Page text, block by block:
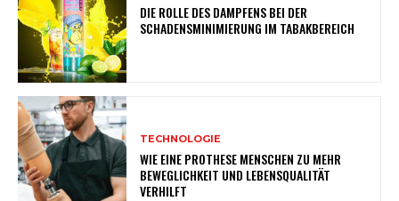
DIE ROLLE DES DAMPFENS BEI DER
SCHADENSMINIMIERUNG IM TABAKBEREICH
TECHNOLOGIE
WIE EINE PROTHESE MENSCHEN ZU MEHR
BEWEGLICHKEIT UND LEBENSQUALITÄT
VERHILFT